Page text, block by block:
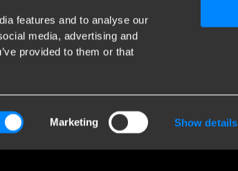
features and to analyse our
media, advertising and
provided to them or that
Marketing Show details